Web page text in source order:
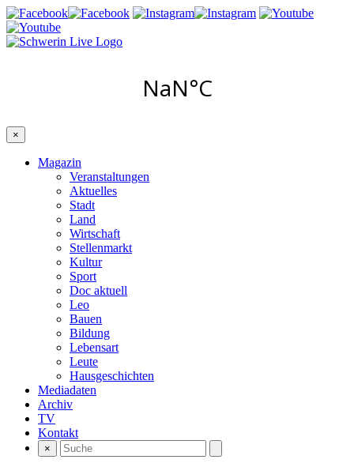
×
Magazin
Veranstaltungen
Aktuelles
Stadt
Land
Wirtschaft
Stellenmarkt
Kultur
Sport
Doc aktuell
Leo
Bauen
Bildung
Lebensart
Leute
Hausgeschichten
Mediadaten
Archiv
TV
Kontakt
×